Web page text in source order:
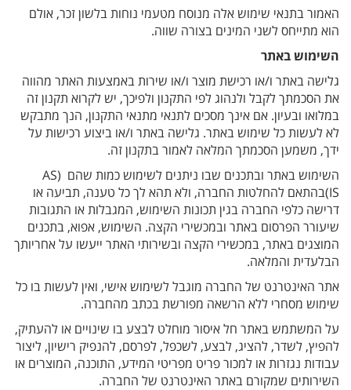
האמור בתנאי שימוש אלה מנוסח מטעמי נוחות בלשון זכר, אולם
הוא מתייחס לשני המינים בצורה שווה.
השימוש באתר
גלישה באתר ו/או רכישת מוצר ו/או שירות באמצעות האתר מהווה
את הסכמתך לקבל ולנהוג לפי התקנון ולפיכך, יש לקרוא תקנון זה
במלואו ובעיון. אם אינך מסכים לתנאי מתנאי התקנון, הנך מתבקש
לא לעשות כל שימוש באתר. גלישה באתר ו/או ביצוע רכישות על
ידך, משמען הסכמתך המלאה לאמור בתקנון זה.
השימוש באתר ובתכנים שבו ניתנים לשימוש כמות שהם (AS
IS)בהתאם להחלטות החברה, ולא תהא לך כל טענה, תביעה או
דרישה כלפי החברה בגין תכונות השימוש, המגבלות או התגובות
שיעורר הפרסום באתר ובמכשירי הקצה. השימוש, אפוא, בתכנים
המוצגים באתר, במכשירי הקצה ובשירותי האתר ייעשו על אחריותך
הבלעדית והמלאה.
אתר האינטרנט של החברה מוגבל לשימוש אישי, ואין לעשות בו כל
שימוש מסחרי ללא הרשאה מפורשת בכתב מהחברה.
על המשתמש באתר חל איסור מוחלט לבצע בו שינויים או להעתיק,
להפיץ, לשדר, להציג, לבצע, לשכפל, לפרסם, להנפיק רישיון, ליצור
עבודות נגזרות או למכור פריט מפריטי המידע, התוכנה, המוצרים או
השירותים שמקורם באתר האינטרנט של החברה.